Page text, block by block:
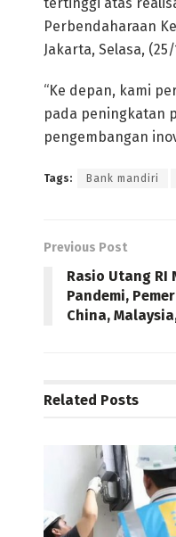
Perbendaharaan
Jakarta, Selasa, (25/
“Ke depan, kami
pada peningkatan
pengembangan
Tags: Bank mandiri
Previous Post
Rasio Utang RI
Pandemi,
China,
Related Posts